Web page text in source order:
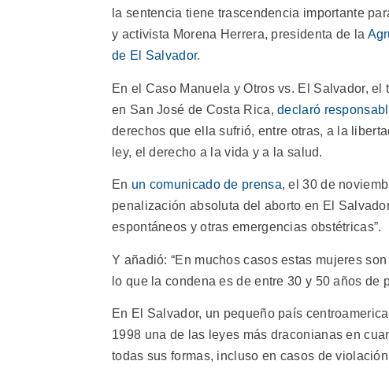
la sentencia tiene trascendencia importante
y activista Morena Herrera, presidenta de la
de El Salvador.
En el Caso Manuela y Otros vs. El Salvador,
en San José de Costa Rica,declaró
derechos que ella sufrió, entre otras, a la
ley, el derecho a la vida y a la salud.
En un comunicado de prensa, el 30 de
penalización absoluta del aborto en El
espontáneos y otras emergencias obstétricas”.
Y añadió: “En muchos casos estas mujeres
lo que la condena es de entre 30 y 50 años de
En El Salvador, un pequeño país
1998 una de las leyes más draconianas en
todas sus formas, incluso en casos de